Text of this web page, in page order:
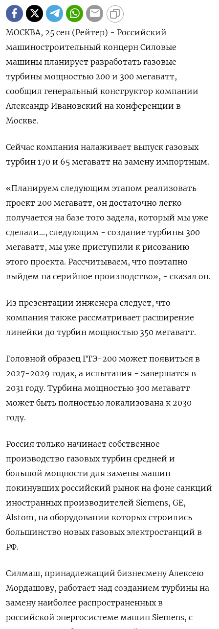
МОСКВА, 25 сен (Рейтер) - Российский
машиностроительный концерн Силовые
машины планирует разработать газовые
турбины мощностью 200 и 300 мегаватт,
сообщил генеральный конструктор компании
Александр Ивановский на конференции в
Москве.
Сейчас компания налаживает выпуск газовых
турбин 170 и 65 мегаватт на замену импортным.
«Планируем следующим этапом реализовать
проект 200 мегаватт, он достаточно легко
получается на базе того задела, который мы уже
сделали..., следующим - создание турбины 300
мегаватт, мы уже приступили к рисованию
этого проекта. Рассчитываем, что поэтапно
выйдем на серийное производство», - сказал он.
Из презентации инженера следует, что
компания также рассматривает расширение
линейки до турбин мощностью 350 мегаватт.
Головной образец ГТЭ-200 может появиться в
2027-2029 годах, а испытания - завершатся в
2031 году. Турбина мощностью 300 мегаватт
может быть полностью локализована к 2030
году.
Россия только начинает собственное
производство газовых турбин средней и
большой мощности для замены машин
покинувших российский рынок на фоне санкций
иностранных производителей Siemens, GE,
Alstom, на оборудовании которых строились
большинство новых газовых электростанций в
РФ.
Силмаш, принадлежащий бизнесмену Алексею
Мордашову, работает над созданием турбины на
замену наиболее распространенных в
российской энергосистеме машин Siemens, с